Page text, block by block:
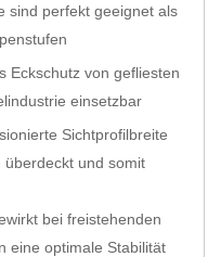
sind perfekt geeignet als
Eckschutz von gefliesten
einsetzbar
Sichtprofilbreite
und somit
bei freistehenden
eine optimale Stabilität